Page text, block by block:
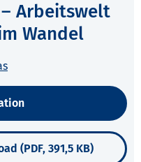
Arbeitswelt
Wandel
(PDF, 391,5 KB)